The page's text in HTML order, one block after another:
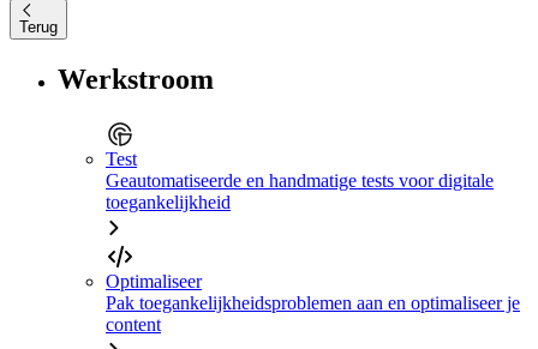
Terug
Werkstroom
Test
Geautomatiseerde en handmatige tests voor digitale
toegankelijkheid
Optimaliseer
Pak toegankelijkheidsproblemen aan en optimaliseer je
content